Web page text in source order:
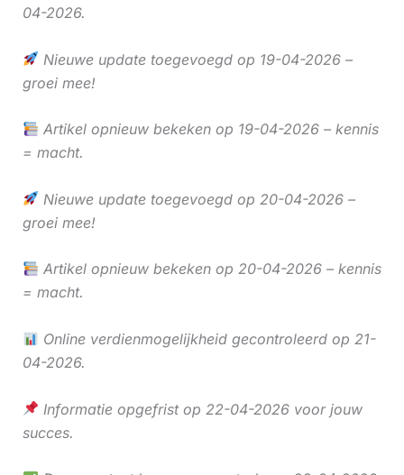
04-2026.
Nieuwe update toegevoegd op 19-04-2026 –
groei mee!
Artikel opnieuw bekeken op 19-04-2026 – kennis
= macht.
Nieuwe update toegevoegd op 20-04-2026 –
groei mee!
Artikel opnieuw bekeken op 20-04-2026 – kennis
= macht.
Online verdienmogelijkheid gecontroleerd op 21-
04-2026.
Informatie opgefrist op 22-04-2026 voor jouw
succes.